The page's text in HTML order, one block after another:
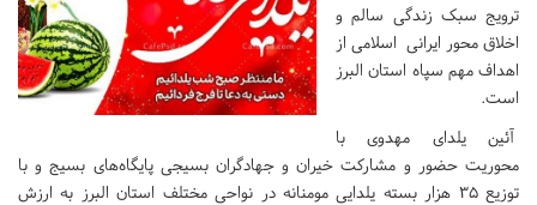
ترویج سبک زندگی سالم و
اخلاق محور ایرانی اسلامی از
اهداف مهم سپاه استان البرز
است.
آئین یلدای مهدوی با
محوریت حضور و مشارکت خیران و جهادگران بسیجی پایگاه‌های بسیج و با
توزیع ۳۵ هزار بسته یلدایی مومنانه در نواحی مختلف استان البرز به ارزش